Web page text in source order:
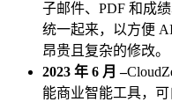
子邮件、PDF 和成
统一起来，以方便
昂贵且复杂的修改。
2023 年 6 月 –
能商业智能工具，